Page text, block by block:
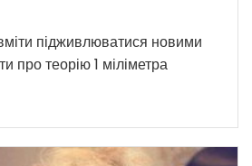
підживлюватися новими
про теорію 1 міліметра